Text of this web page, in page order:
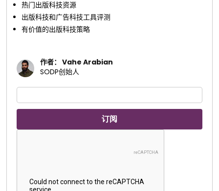
热门出版科技资源
出版科技和广告科技工具评测
有价值的出版科技策略
作者： Vahe Arabian
SODP创始人